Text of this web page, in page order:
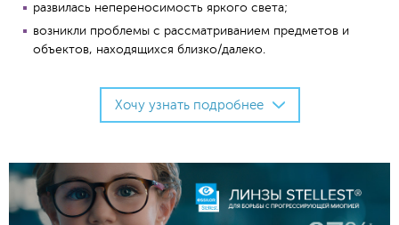
развилась непереносимость яркого света;
возникли проблемы с рассматриванием предметов и
объектов, находящихся близко/далеко.
Хочу узнать подробнее